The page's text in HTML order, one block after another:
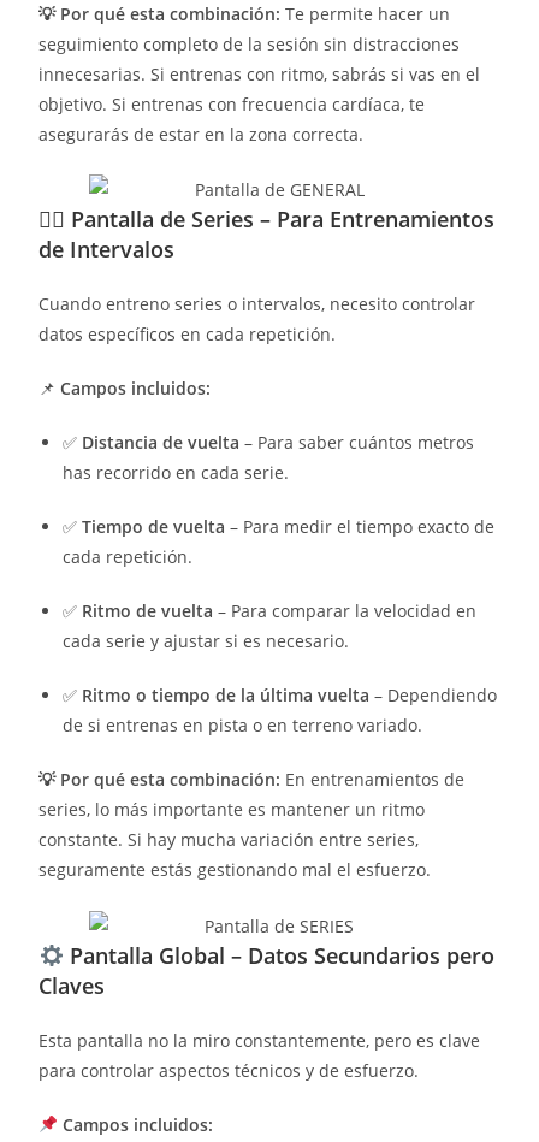
💡 Por qué esta combinación: Te permite hacer un
seguimiento completo de la sesión sin distracciones
innecesarias. Si entrenas con ritmo, sabrás si vas en el
objetivo. Si entrenas con frecuencia cardíaca, te
asegurarás de estar en la zona correcta.
🏃‍♂️ Pantalla de Series – Para Entrenamientos
de Intervalos
Cuando entreno series o intervalos, necesito controlar
datos específicos en cada repetición.
📌Campos incluidos:
✅ Distancia de vuelta – Para saber cuántos metros
has recorrido en cada serie.
✅Tiempo de vuelta – Para medir el tiempo exacto de
cada repetición.
✅ Ritmo de vuelta – Para comparar la velocidad en
cada serie y ajustar si es necesario.
✅ Ritmo o tiempo de la última vuelta – Dependiendo
de si entrenas en pista o en terreno variado.
💡 Por qué esta combinación: En entrenamientos de
series, lo más importante es mantener un ritmo
constante. Si hay mucha variación entre series,
seguramente estás gestionando mal el esfuerzo.
Pantalla Global – Datos Secundarios pero
Claves
Esta pantalla no la miro constantemente, pero es clave
para controlar aspectos técnicos y de esfuerzo.
Campos incluidos: